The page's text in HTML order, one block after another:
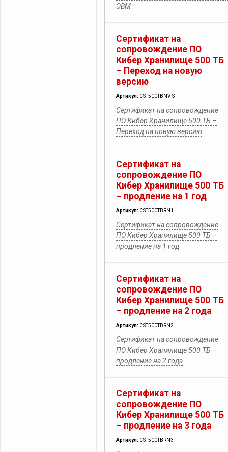
ЭВМ
Сертификат на
сопровождение ПО
Кибер Хранилище 500 ТБ
– Переход на новую
версию
Артикул: CST500TBNV-S
Сертификат на сопровождение
ПО Кибер Хранилище 500 ТБ –
Переход на новую версию
Сертификат на
сопровождение ПО
Кибер Хранилище 500 ТБ
– продление на 1 год
Артикул: CST500TBRN1
Сертификат на сопровождение
ПО Кибер Хранилище 500 ТБ –
продление на 1 год
Сертификат на
сопровождение ПО
Кибер Хранилище 500 ТБ
– продление на 2 года
Артикул: CST500TBRN2
Сертификат на сопровождение
ПО Кибер Хранилище 500 ТБ –
продление на 2 года
Сертификат на
сопровождение ПО
Кибер Хранилище 500 ТБ
– продление на 3 года
Артикул: CST500TBRN3